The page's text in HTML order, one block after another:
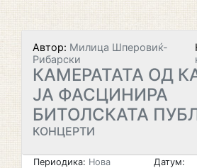
Автор: Милица Шперовиќ-
Рибарски
КАМЕРАТАТА ОД
ЈА ФАСЦИНИРА
БИТОЛСКАТА
КОНЦЕРТИ
Периодика: Нова
Датум: